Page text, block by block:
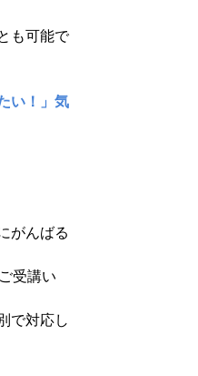
も可能で
い！」気
がんばる
受講い
で対応し